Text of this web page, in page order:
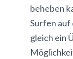
beheben
Surfen auf
gleich ein